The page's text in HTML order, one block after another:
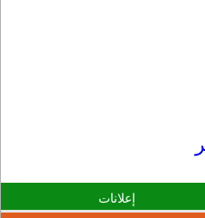
إعلانات